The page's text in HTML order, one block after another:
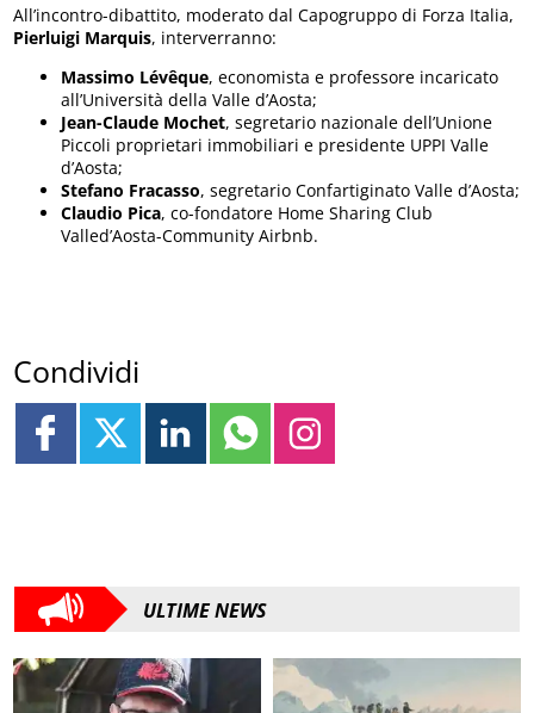
All’incontro-dibattito, moderato dal Capogruppo di Forza Italia,
Pierluigi Marquis, interverranno:
Massimo Lévêque, economista e professore incaricato
all’Università della Valle d’Aosta;
Jean-Claude Mochet, segretario nazionale dell’Unione
Piccoli proprietari immobiliari e presidente UPPI Valle
d’Aosta;
Stefano Fracasso, segretario Confartiginato Valle d’Aosta;
Claudio Pica, co-fondatore Home Sharing Club
Valled’Aosta-Community Airbnb.
Condividi
ULTIME NEWS